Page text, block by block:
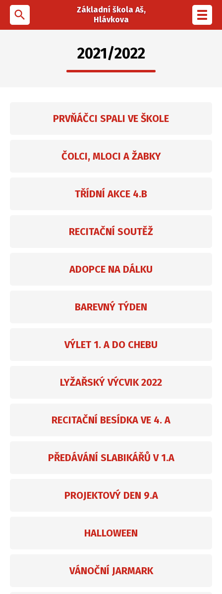
search
Základní škola Aš,
Hlávkova
2021/2022
PRVŇÁČCI SPALI VE ŠKOLE
ČOLCI, MLOCI A ŽABKY
TŘÍDNÍ AKCE 4.B
RECITAČNÍ SOUTĚŽ
ADOPCE NA DÁLKU
BAREVNÝ TÝDEN
VÝLET 1. A DO CHEBU
LYŽAŘSKÝ VÝCVIK 2022
RECITAČNÍ BESÍDKA VE 4. A
PŘEDÁVÁNÍ SLABIKÁŘŮ V 1.A
PROJEKTOVÝ DEN 9.A
HALLOWEEN
VÁNOČNÍ JARMARK